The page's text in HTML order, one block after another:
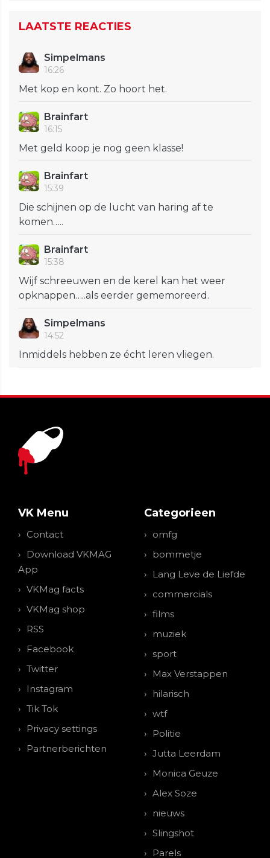
LAATSTE REACTIES
Simpelmans
16:26
Met kop en kont. Zo hoort het.
Brainfart
16:15
Met geld koop je nog geen klasse!
Brainfart
15:39
Die schijnen op de lucht van haring af te
komen…..
Brainfart
15:38
Wijf schreeuwen en de kerel kan het weer
opknappen…..als eerder gememoreerd.
Simpelmans
14:52
Inmiddels hebben ze écht leren vliegen.
VK Menu
Contact
Download VKMAG
App
VKMag facts
VKMag shop
RSS
Facebook
Twitter
Instagram
Tik Tok
Privacy settings
Partnerberichten
Categorieen
omfg
bommetje
Lang Leve de Liefde
commercials
films
muziek
sport
Max Verstappen
hilarisch
wtf
Politie
Jutta Leerdam
Monica Geuze
Alex Soze
nieuws
Slingshot
Parels